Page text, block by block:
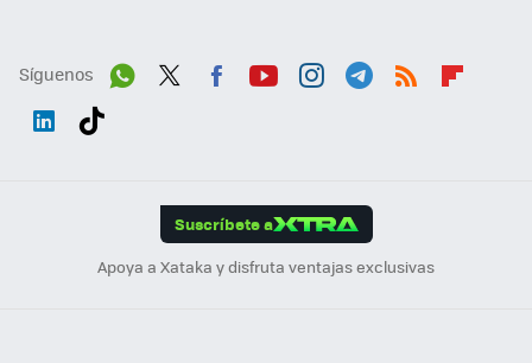
Síguenos
Suscríbete a
Apoya a Xataka y disfruta ventajas exclusivas